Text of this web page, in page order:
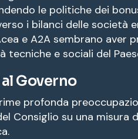
le politiche dei
i bilanci delle società
e A2A sembrano aver
tecniche e sociali del
Governo
profonda
Consiglio su una misura